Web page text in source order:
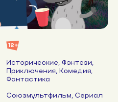
12+
Исторические, Фэнтези,
Приключения, Комедия,
Фантастика
Союзмультфильм, Сериал